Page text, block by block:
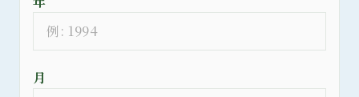
月